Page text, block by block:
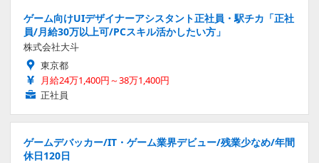
ゲーム向けUIデザイナーアシスタント正社員・駅チカ「正社
員/月給30万以上可/PCスキル活かしたい方」
株式会社大斗
東京都
月給24万1,400円～38万1,400円
正社員
ゲームデバッカー/IT・ゲーム業界デビュー/残業少なめ/年間
休日120日